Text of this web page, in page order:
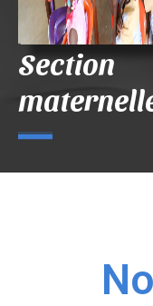
Section